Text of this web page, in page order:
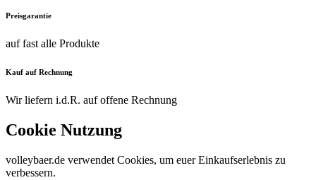
Preisgarantie
auf fast alle Produkte
Kauf auf Rechnung
Wir liefern i.d.R. auf offene Rechnung
Cookie Nutzung
volleybaer.de verwendet Cookies, um euer Einkaufserlebnis zu
verbessern.